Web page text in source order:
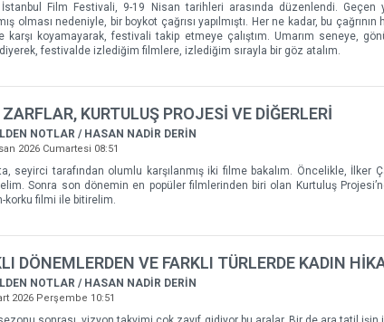
İstanbul Film Festivali, 9-19 Nisan tarihleri arasında düzenlendi. Geçen
olması nedeniyle, bir boykot çağrısı yapılmıştı. Her ne kadar, bu
karşı koyamayarak, festivali takip etmeye çalıştım. Umarım seneye,
festivalde izlediğim filmlere, izlediğim sırayla bir göz atalım.
KURTULUŞ PROJESİ VE DİĞERLERİ
NOTLAR / HASAN NADİR DERİN
2026 Cumartesi 08:51
seyirci tarafından olumlu karşılanmış iki filme bakalım. Öncelikle, İlker
Sonra son dönemin en popüler filmlerinden biri olan Kurtuluş
korku filmi ile bitirelim.
DÖNEMLERDEN VE FARKLI TÜRLERDE KADIN
NOTLAR / HASAN NADİR DERİN
2026 Perşembe 10:51